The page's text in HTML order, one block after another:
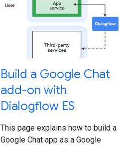
Build a Google Chat
add-on with
Dialogflow ES
This page explains how to build a
Google Chat app as a Google